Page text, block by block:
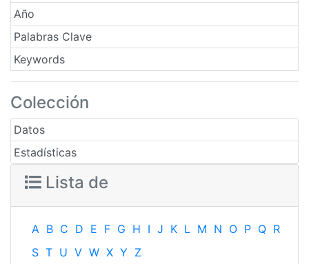
Año
Palabras Clave
Keywords
Colección
Datos
Estadísticas
Lista de
A B C D E F G H I J K L M N O P Q R
S T U V W X Y Z